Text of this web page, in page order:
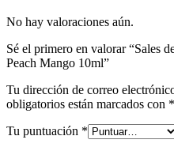
No hay valoraciones aún.
Sé el primero en valorar “Sales
Peach Mango 10ml”
Tu dirección de correo
obligatorios están marcados con *
Tu puntuación *